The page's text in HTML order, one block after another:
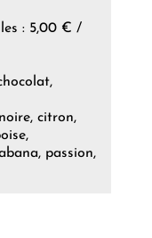
: 5,00 € /
citron,
passion,